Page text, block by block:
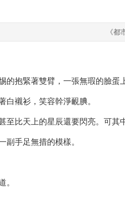
《都
的抱緊著雙臂，一張無瑕的臉
白襯衫，笑容幹淨靦腆。
至比天上的星辰還要閃亮。可其
副手足無措的模樣。
。